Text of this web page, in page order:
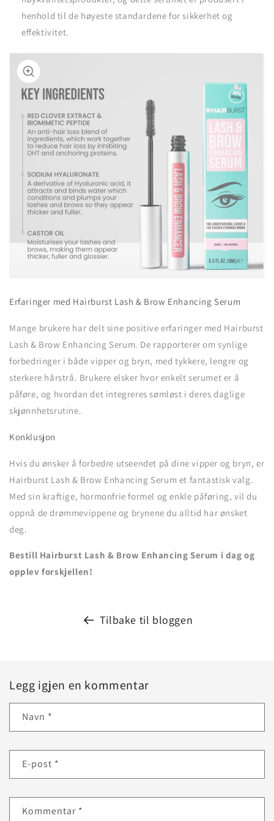
henhold til de høyeste standardene for sikkerhet og
effektivitet.
Erfaringer med Hairburst Lash & Brow Enhancing Serum
Mange brukere har delt sine positive erfaringer med Hairburst
Lash & Brow Enhancing Serum. De rapporterer om synlige
forbedringer i både vipper og bryn, med tykkere, lengre og
sterkere hårstrå. Brukere elsker hvor enkelt serumet er å
påføre, og hvordan det integreres sømløst i deres daglige
skjønnhetsrutine.
Konklusjon
Hvis du ønsker å forbedre utseendet på dine vipper og bryn, er
Hairburst Lash & Brow Enhancing Serum et fantastisk valg.
Med sin kraftige, hormonfrie formel og enkle påføring, vil du
oppnå de drømmevippene og brynene du alltid har ønsket
deg.
Bestill Hairburst Lash & Brow Enhancing Serum i dag og
opplev forskjellen!
Tilbake til bloggen
Legg igjen en kommentar
Navn *
E-post *
Kommentar *